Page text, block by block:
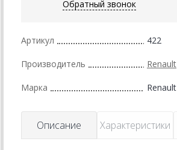
Обратный звонок
Артикул 422
Производитель Renault
Марка Renault
Описание Характеристики